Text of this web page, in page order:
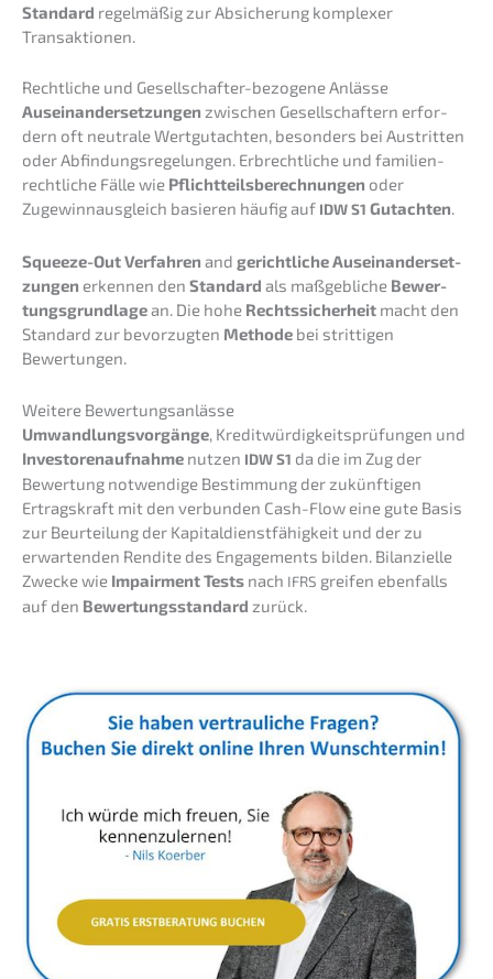
Standard regel­mä­ßig zur Absiche­rung komple­xer
Transaktionen.
Recht­li­che und Gesell­schaf­ter-bezoge­ne Anlässe
Ausein­an­der­set­zun­gen zwischen Gesell­schaf­tern erfor­
dern oft neutra­le Wertgut­ach­ten, beson­ders bei Austrit­ten
oder Abfin­dungs­re­ge­lun­gen. Erbrecht­li­che und famili­en­
recht­li­che Fälle wie Pflicht­teils­be­rech­nun­gen oder
Zugewinn­aus­gleich basie­ren häufig auf IDWS1 Gutach­ten.
Squeeze-Out Verfah­ren and gericht­li­che Ausein­an­der­set­
zun­gen erken­nen den Standard als maßgeb­li­che Bewer­
tungs­grund­la­gean. Die hohe Rechts­si­cher­heit macht den
Standard zur bevor­zug­ten Metho­de bei strit­ti­gen
Bewertungen.
Weite­re Bewertungsanlässe
Umwand­lungs­vor­gän­ge, Kredit­wür­dig­keits­prü­fun­gen und
Inves­to­ren­auf­nah­me nutzen IDWS1 da die im Zug der
Bewer­tung notwen­di­ge Bestim­mung der zukünf­ti­gen
Ertrags­kraft mit den verbun­den Cash-Flow eine gute Basis
zur Beurtei­lung der Kapital­dienst­fä­hig­keit und der zu
erwar­ten­den Rendi­te des Engage­ments bilden. Bilan­zi­el­le
Zwecke wie Impair­ment Tests nach IFRS greifen ebenfalls
auf den Bewer­tungs­stan­dard zurück.